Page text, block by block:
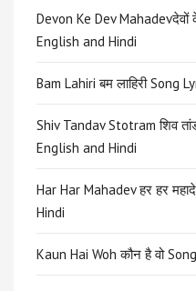
Devon Ke Dev Mahadevदेवों
English and Hindi
Bam Lahiri बम लाहिरी Song
Shiv Tandav Stotram शिव
English and Hindi
Har Har Mahadev हर हर
Hindi
Kaun Hai Woh कौन है वो